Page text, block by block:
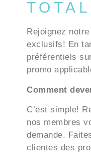
Rejoignez
exclusifs! En
préférentiels
promo
Comment
C’est simple!
nos membres
demande.
clientes des